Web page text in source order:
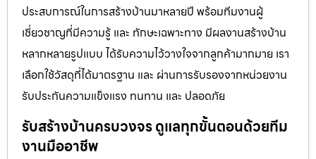
ประสบการณ์ในการสร้างบ้านมาหลายปี พร้อมทีมงานผู้
เชี่ยวชาญที่มีความรู้ และ ทักษะเฉพาะทาง มีผลงานสร้างบ้าน
หลากหลายรูปแบบ ได้รับความไว้วางใจจากลูกค้ามากมาย เรา
เลือกใช้วัสดุที่ได้มาตรฐาน และ ผ่านการรับรองจากหน่วยงาน
รับประกันความแข็งแรง ทนทาน และ ปลอดภัย
รับสร้างบ้านครบวงจร ดูแลทุกขั้นตอนด้วยทีม
งานมืออาชีพ